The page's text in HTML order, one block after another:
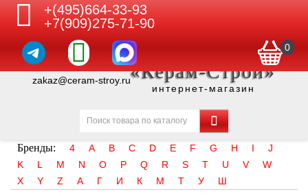
+(495)664-33-93
+7(909)275-71-90
0
zakaz@ceram-stroy.ru«Керам-Строй»
интернет-магазин
Бренды: 4 A B C D E F G H I
J
K
L M N O P Q R S T U V
W
X
Y Z А Г И К М Т У Ш